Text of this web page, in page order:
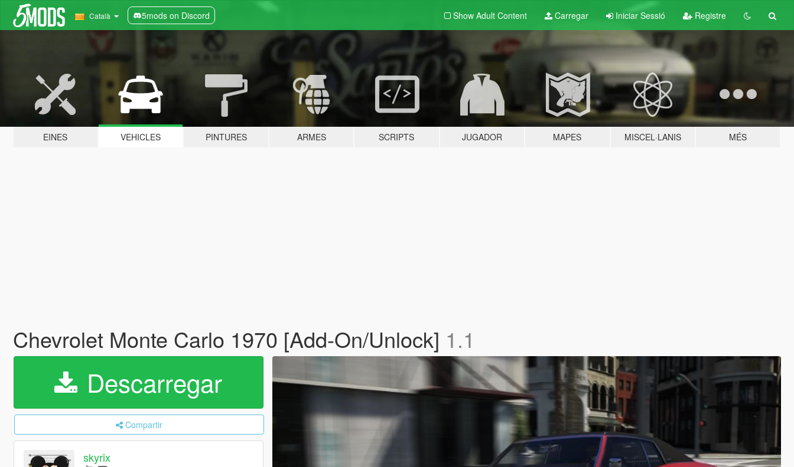
Català 5mods on Discord Show Adult Content Carregar Iniciar Sessió Registre
EINES VEHICLES PINTURES ARMES SCRIPTS JUGADOR MAPES MISCEL·LANIS MÉS
Chevrolet Monte Carlo 1970 [Add-On/Unlock] 1.1
Descarregar
Compartir
skyrix